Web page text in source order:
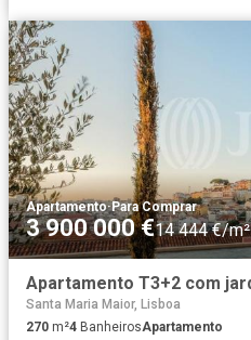
Apartamento·Para Comprar
3 900 000 €14 444 €/m²
Santa Maria Maior, Lisboa
270 m²4 BanheirosApartamento